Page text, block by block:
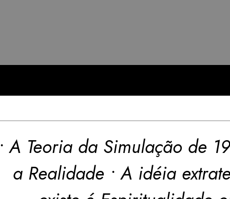
• A Teoria da Simulação de
a Realidade • A idéia